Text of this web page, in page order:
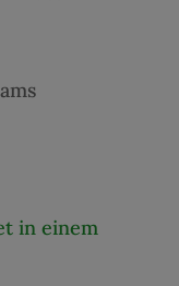
in einem